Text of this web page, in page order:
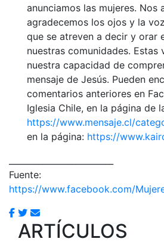
anunciamos las mujeres. Nos
agradecemos los ojos y la
que se atreven a decir y orar
nuestras comunidades. Estas
nuestra capacidad de
mensaje de Jesús. Pueden
comentarios anteriores en
Iglesia Chile, en la página de
https://www.mensaje.cl/
en la página: https://
Fuente:
https://www.facebook.com/
ARTÍCULOS